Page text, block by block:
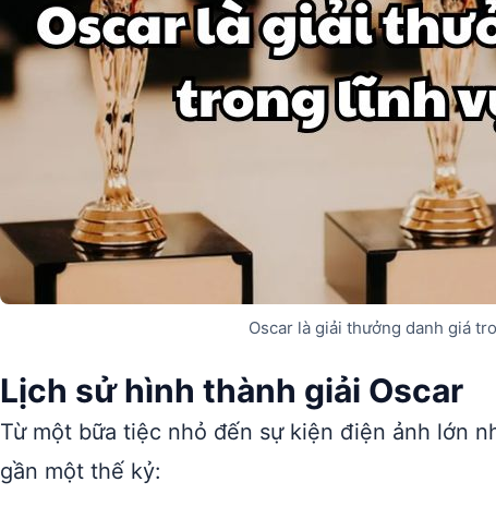
Oscar là giải thưởng danh giá
Lịch sử hình thành giải Oscar
Từ một bữa tiệc nhỏ đến sự kiện điện ảnh lớn
gần một thế kỷ: